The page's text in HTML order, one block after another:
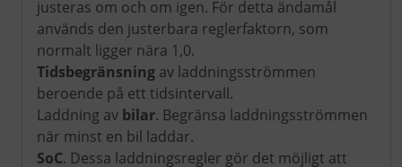
justeras om och om igen. För detta ändamål
används den justerbara reglerfaktorn, som
normalt ligger nära 1,0.
Tidsbegränsning av laddningsströmmen
beroende på ett tidsintervall.
Laddning av bilar. Begränsa laddningsströmmen
när minst en bil laddar.
SoC. Dessa laddningsregler gör det möjligt att